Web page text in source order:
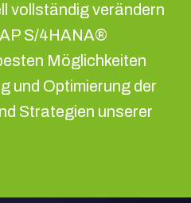
vollständig verändern
S/4HANA®
Möglichkeiten
und Optimierung der
Strategien unserer